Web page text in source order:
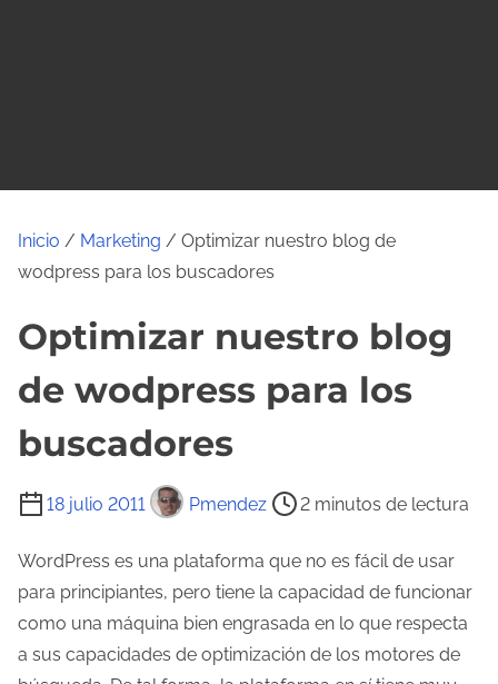
Inicio / Marketing / Optimizar nuestro blog de
wodpress para los buscadores
Optimizar nuestro blog
de wodpress para los
buscadores
18 julio 2011 Pmendez
T
e
m
p
o
2 minutos de lectura
WordPress es una plataforma que no es fácil de usar
para principiantes, pero tiene la capacidad de funcionar
como una máquina bien engrasada en lo que respecta
a sus capacidades de optimización de los motores de